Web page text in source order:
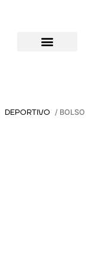
DEPORTIVO / BOLSO